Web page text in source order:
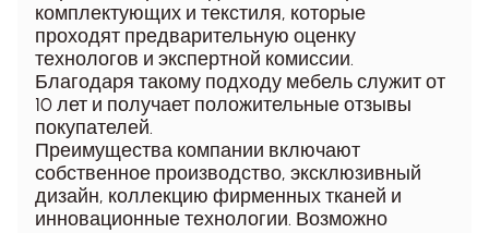
комплектующих и текстиля, которые
проходят предварительную оценку
технологов и экспертной комиссии.
Благодаря такому подходу мебель служит от
10 лет и получает положительные отзывы
покупателей.
Преимущества компании включают
собственное производство, эксклюзивный
дизайн, коллекцию фирменных тканей и
инновационные технологии. Возможно